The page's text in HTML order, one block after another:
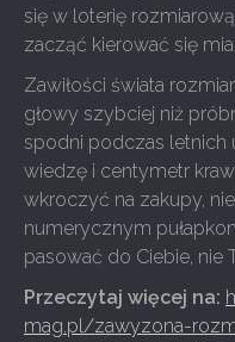
się w loterię
zacząć kierować się
Zawiłości świata
głowy szybciej niż
spodni podczas letnich
wiedzę i centymetr
wkroczyć na zakupy,
numerycznym
pasować do Ciebie, nie
Przeczytaj więcej na:
mag.pl/zawyzona-